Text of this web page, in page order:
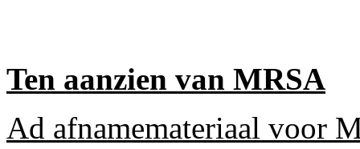
Ten aanzien van MRSA
Ad afnamemateriaal voor